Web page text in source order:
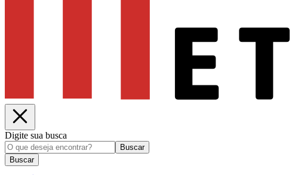
Digite sua busca
Buscar
Buscar